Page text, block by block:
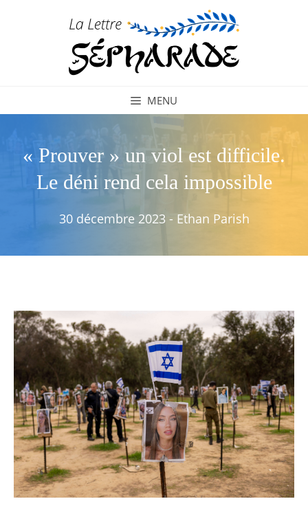
MENU
« Prouver » un viol est difficile.
Le déni rend cela impossible
30 décembre 2023 - Ethan Parish